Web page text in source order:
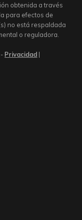
obtenida a través
para efectos de
no está respaldada
o reguladora.
Privacidad |